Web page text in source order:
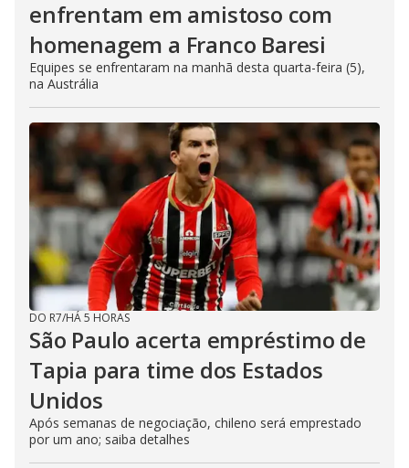
enfrentam em amistoso com
homenagem a Franco Baresi
Equipes se enfrentaram na manhã desta quarta-feira (5),
na Austrália
DO R7/HÁ 5 HORAS
São Paulo acerta empréstimo de
Tapia para time dos Estados
Unidos
Após semanas de negociação, chileno será emprestado
por um ano; saiba detalhes